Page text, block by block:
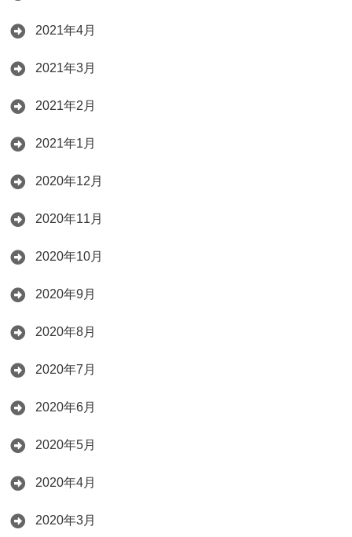
2021年4月
2021年3月
2021年2月
2021年1月
2020年12月
2020年11月
2020年10月
2020年9月
2020年8月
2020年7月
2020年6月
2020年5月
2020年4月
2020年3月